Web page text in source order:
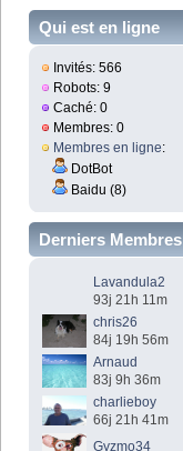
Qui est en ligne
Invités: 566
Robots: 9
Caché: 0
Membres: 0
Membres en ligne:
DotBot
Baidu (8)
Derniers Membres
Lavandula2
93j 21h 11m
chris26
84j 19h 56m
Arnaud
83j 9h 36m
charlieboy
66j 21h 41m
Gyzmo34